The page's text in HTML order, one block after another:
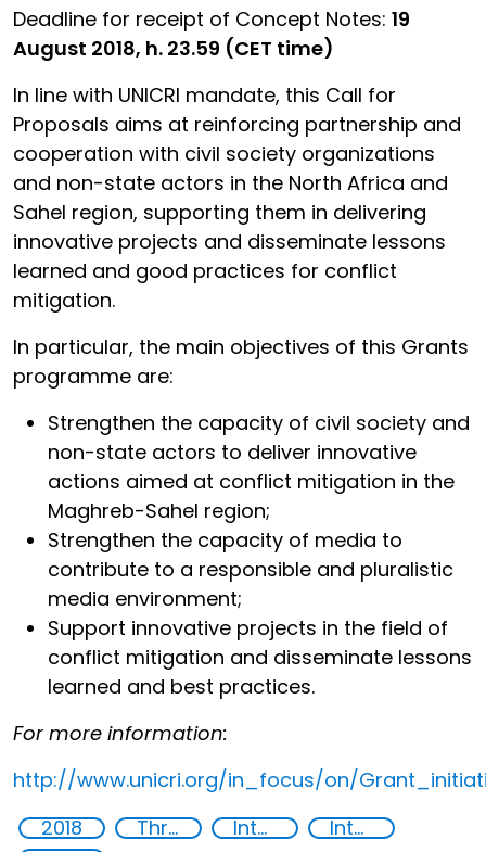
Deadline for receipt of Concept Notes: 19
August 2018, h. 23.59 (CET time)
In line with UNICRI mandate, this Call for
Proposals aims at reinforcing partnership and
cooperation with civil society organizations
and non-state actors in the North Africa and
Sahel region, supporting them in delivering
innovative projects and disseminate lessons
learned and good practices for conflict
mitigation.
In particular, the main objectives of this Grants
programme are:
Strengthen the capacity of civil society and
non-state actors to deliver innovative
actions aimed at conflict mitigation in the
Maghreb-Sahel region;
Strengthen the capacity of media to
contribute to a responsible and pluralistic
media environment;
Support innovative projects in the field of
conflict mitigation and disseminate lessons
learned and best practices.
For more information:
http://www.unicri.org/in_focus/on/
2018
Threat Response and Risk Mitigation: Security Governance International organizations
International cooperation